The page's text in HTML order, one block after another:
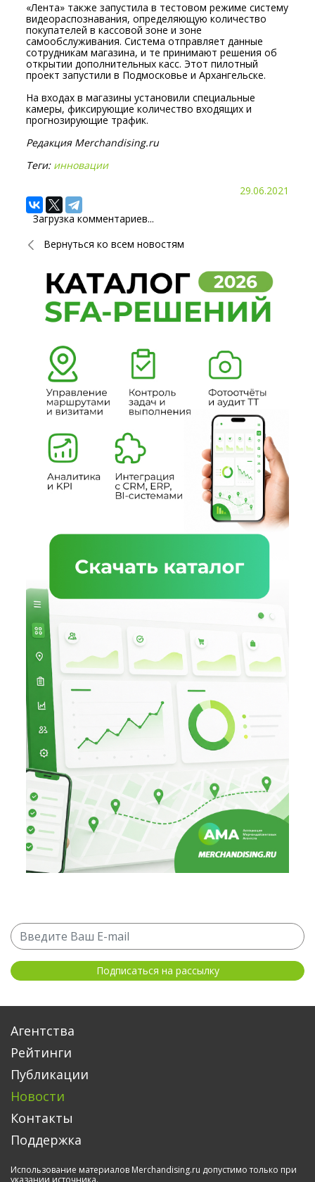
«Лента» также запустила в тестовом режиме систему
видеораспознавания, определяющую количество
покупателей в кассовой зоне и зоне
самообслуживания. Система отправляет данные
сотрудникам магазина, и те принимают решения об
открытии дополнительных касс. Этот пилотный
проект запустили в Подмосковье и Архангельске.
На входах в магазины установили специальные
камеры, фиксирующие количество входящих и
прогнозирующие трафик.
Редакция Merchandising.ru
Теги: инновации
29.06.2021
Загрузка комментариев...
Вернуться ко всем новостям
Агентства
Рейтинги
Публикации
Новости
Контакты
Поддержка
Использование материалов Merchandising.ru допустимо только при
указании источника.